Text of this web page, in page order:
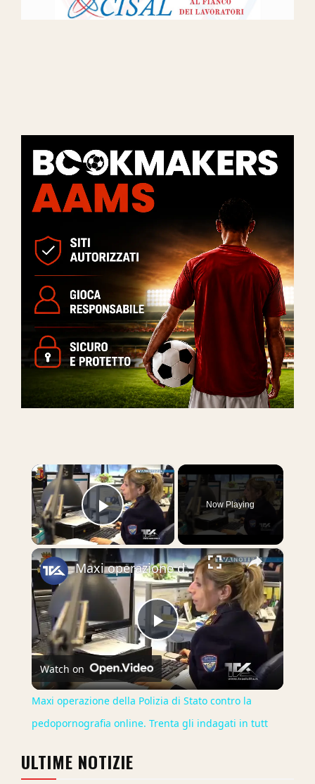
×
Play Video
Now Playing
×
Play
Video
Maxi operazione della Polizia di Stato contro la pedopornografia online. Trenta gli indagati in tutt
Watch on
Maxi operazione della Polizia di Stato contro la
pedopornografia online. Trenta gli indagati in tutt
ULTIME NOTIZIE